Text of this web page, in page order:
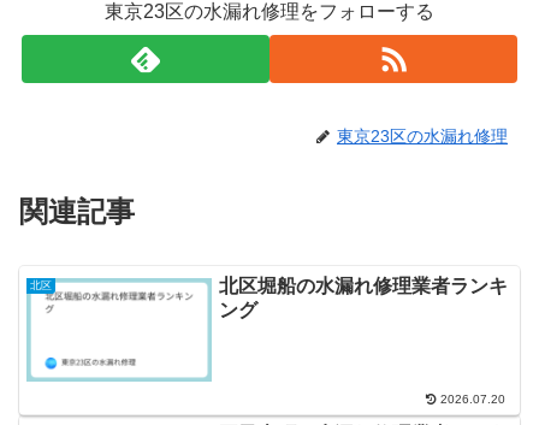
東京23区の水漏れ修理をフォローする
東京23区の水漏れ修理
関連記事
北区
北区堀船の水漏れ修理業者ランキ
ング
2026.07.20